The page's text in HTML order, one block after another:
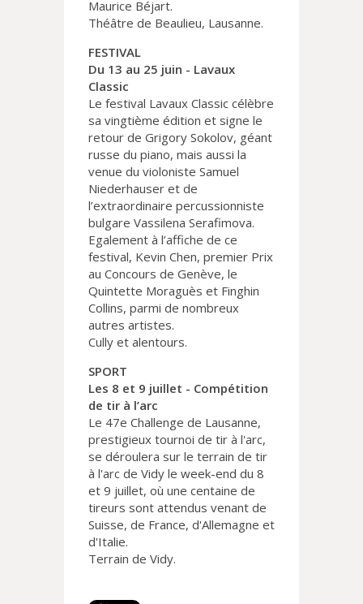
Maurice Béjart.
Théâtre de Beaulieu, Lausanne.
FESTIVAL
Du 13 au 25 juin - Lavaux
Classic
Le festival Lavaux Classic célèbre
sa vingtième édition et signe le
retour de Grigory Sokolov, géant
russe du piano, mais aussi la
venue du violoniste Samuel
Niederhauser et de
l’extraordinaire percussionniste
bulgare Vassilena Serafimova.
Egalement à l’affiche de ce
festival, Kevin Chen, premier Prix
au Concours de Genève, le
Quintette Moraguès et Finghin
Collins, parmi de nombreux
autres artistes.
Cully et alentours.
SPORT
Les 8 et 9 juillet - Compétition
de tir à l’arc
Le 47e Challenge de Lausanne,
prestigieux tournoi de tir à l'arc,
se déroulera sur le terrain de tir
à l'arc de Vidy le week-end du 8
et 9 juillet, où une centaine de
tireurs sont attendus venant de
Suisse, de France, d'Allemagne et
d'Italie.
Terrain de Vidy.